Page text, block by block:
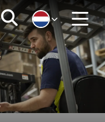
Zoeken
Menu